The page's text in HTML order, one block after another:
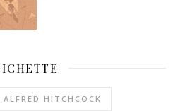
ALFRED HITCHCOCK